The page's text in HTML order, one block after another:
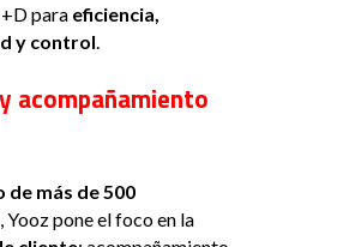
para eficiencia,
y control.
acompañamiento
de más de 500
, Yooz pone el foco en la